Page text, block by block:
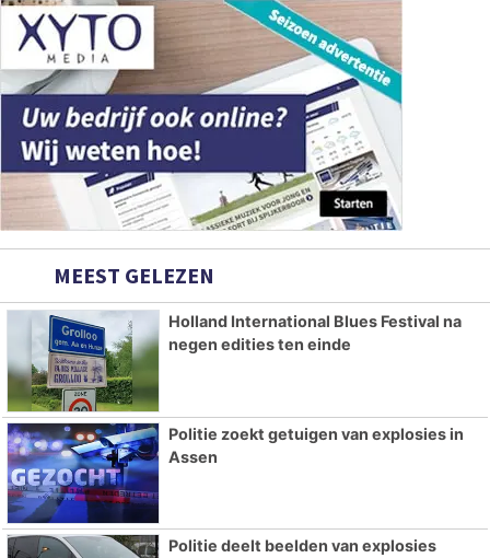
MEEST GELEZEN
Holland International Blues Festival na
negen edities ten einde
Politie zoekt getuigen van explosies in
Assen
Politie deelt beelden van explosies